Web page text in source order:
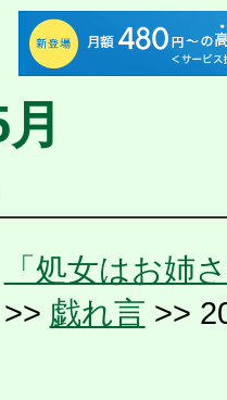
「処女はお姉
>> 戯れ言 >>